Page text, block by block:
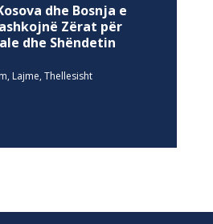
dhe Bosnja e
Zërat për
dhe Shëndetin
, Lajme, Thellesisht